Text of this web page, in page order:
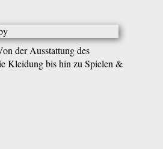
der Ausstattung des
Kleidung bis hin zu Spielen &